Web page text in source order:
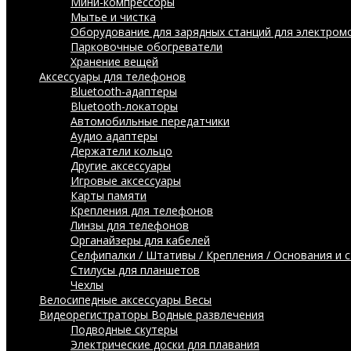
Мытье и чистка
Оборудование для зарядных станций для
Парковочные обогреватели
Хранение вещей
Аксессуары для телефонов
Bluetooth-адаптеры
Bluetooth-локаторы
Автомобильные передатчики
Аудио адаптеры
Держатели кольцо
Другие аксессуары
Игровые аксессуары
Карты памяти
Крепления для телефонов
Линзы для телефонов
Органайзеры для кабелей
Селфипалки / Штативы / Крепления / Основания и
Стилусы для планшетов
Чехлы
Велосипедные аксессуары Весы
Видеорегистраторы Водные развлечения
Подводные скутеры
Электрические доски для плавания